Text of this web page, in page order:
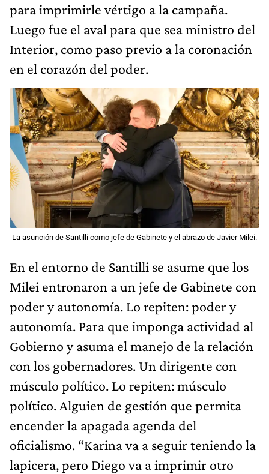
para imprimirle vértigo a la campaña.
Luego fue el aval para que sea ministro del
Interior, como paso previo a la coronación
en el corazón del poder.
La asunción de Santilli como jefe de Gabinete y el abrazo de Javier Milei.
En el entorno de Santilli se asume que los
Milei entronaron a un jefe de Gabinete con
poder y autonomía. Lo repiten: poder y
autonomía. Para que imponga actividad al
Gobierno y asuma el manejo de la relación
con los gobernadores. Un dirigente con
músculo político. Lo repiten: músculo
político. Alguien de gestión que permita
encender la apagada agenda del
oficialismo. “Karina va a seguir teniendo la
lapicera, pero Diego va a imprimir otro